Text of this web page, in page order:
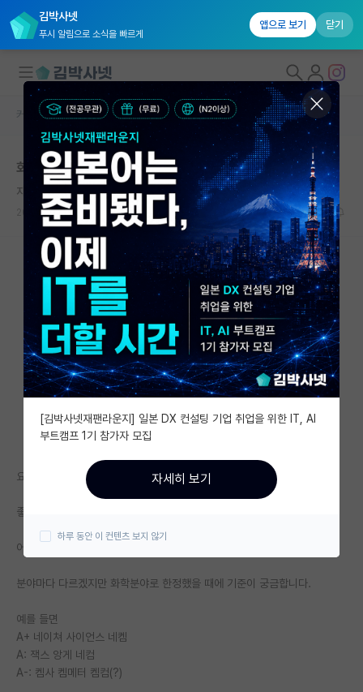
김박사넷
푸시 알림으로 소식을 빠르게
앱으로 보기 닫기
대학원생 모집
국내대학원 정보
연구실&오픈랩
커뮤니티
커뮤니티 홈
전체글보기
베스트 게시판
IF 명예의전당
자유 게시판(아무개랩)
미국 유학 게시판
미국 대학원 합격 후기 게시판
대학원생 모집 게시판
연구실(PI) 홍보 게시판
석박사 채용 정보 게시판
임용 정보 게시판
학부 인턴 게시판
커뮤니티 홈 자유 게시판(아무개랩)
화학과 교수되려면 실적어느정도
자상한 에이다 러브레이스
2024.08.30 12 5372
요새 교수가 되기 정말 어렵다고 들었습니다.
좋은 대학교 대학원 및 해외포닥을 다녀온다는 가정하에
어느정도의 논문 실적을 가지고 있어야 교수 임용 인터뷰를 볼수있을까요?
분야마다 다르겠지만 화학분야로 한정했을 때에 기준이 궁금합니다.
예를 들면
A+ 네이쳐 사이언스 네켐
A: 잭스 앙게 네컴
A-: 켐사 켐메터 켐컴(?)
[김박사넷재팬라운지] 일본 DX 컨설팅 기업 취업을 위한 IT, AI
부트캠프 1기 참가자 모집
자세히 보기
하루 동안 이 컨텐츠 보지 않기